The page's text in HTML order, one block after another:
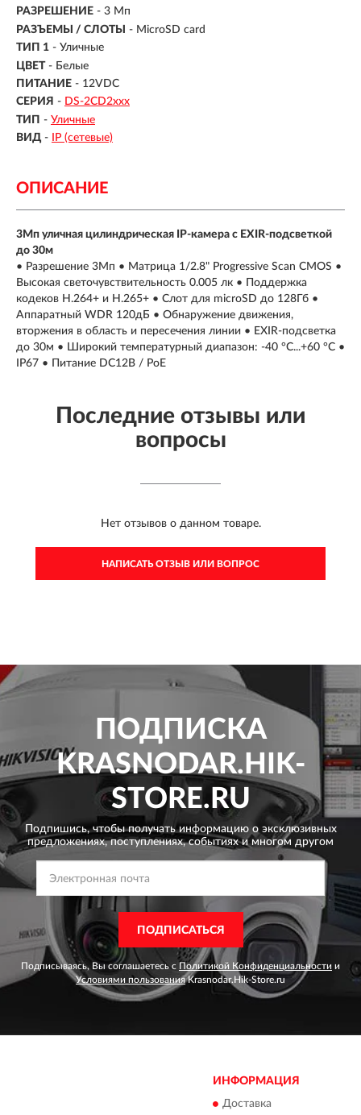
РАЗРЕШЕНИЕ - 3 Мп
РАЗЪЕМЫ / СЛОТЫ
- MicroSD card
ТИП 1 - Уличные
ЦВЕТ - Белые
ПИТАНИЕ - 12VDC
СЕРИЯ - DS-2CD2xxx
ТИП - Уличные
ВИД - IP (сетевые)
ОПИСАНИЕ
3Мп уличная цилиндрическая IP-камера с EXIR-подсветкой
до 30м
• Разрешение 3Мп • Матрица 1/2.8" Progressive Scan CMOS •
Высокая светочувствительность 0.005 лк • Поддержка
кодеков H.264+ и H.265+ • Слот для microSD до 128Гб •
Аппаратный WDR 120дБ • Обнаружение движения,
вторжения в область и пересечения линии • EXIR-подсветка
до 30м • Широкий температурный диапазон: -40 °C...+60 °C •
IP67 • Питание DC12В / PoE
Последние отзывы или
вопросы
Нет отзывов о данном товаре.
НАПИСАТЬ ОТЗЫВ ИЛИ ВОПРОС
ПОДПИСКА
KRASNODAR.HIK-
STORE.RU
Подпишись, чтобы получать информацию о эксклюзивных
предложениях,поступлениях, событиях и многом другом
ПОДПИСАТЬСЯ
Подписываясь, Вы соглашаетесь с Политикой Конфиденциальности и
Условиями пользованияKrasnodar.Hik-Store.ru
ИНФОРМАЦИЯ
Доставка